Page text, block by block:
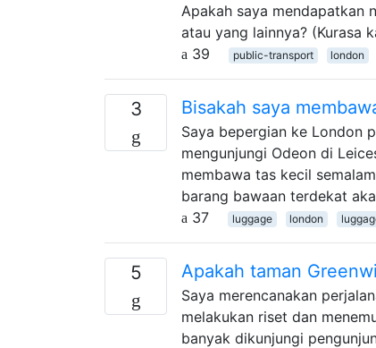
Apakah saya mendapatkan
atau yang lainnya? (Kurasa
39
public-transport london
3 Bisakah saya
Saya bepergian ke London
mengunjungi Odeon di
membawa tas kecil
barang bawaan terdekat
37
luggage london
5 Apakah taman
Saya merencanakan
melakukan riset dan
banyak dikunjungi